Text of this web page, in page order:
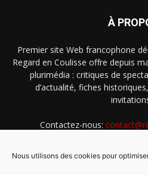
Nous utilisons des cookies pour
À
Premier site Web francophone
Regard en Coulisse offre depuis
plurimédia : critiques de
d’actualité, fiches
Contactez-nous: